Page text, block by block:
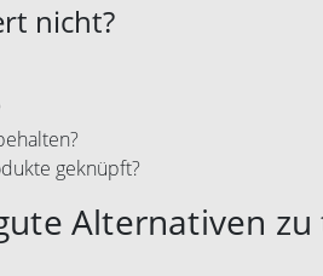
nicht?
geknüpft?
Alternativen